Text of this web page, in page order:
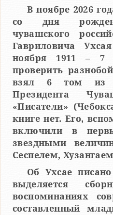
В ноябре 2026
со дня
чувашского российского
Гавриловича
ноября 1911 – 7
проверить разнобой в дате
взял 6 том из
Президента
«Писатели»
книге нет. Его,
включили в
звездными величинами — Ивановым,
Сеспелем,
Об Ухсае
выделяется сборник «Я.Г.Ухсай в
воспоминаниях
составленный